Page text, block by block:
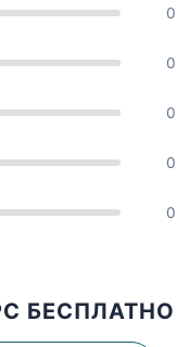
0
0
0
0
0
БЕСПЛАТНО